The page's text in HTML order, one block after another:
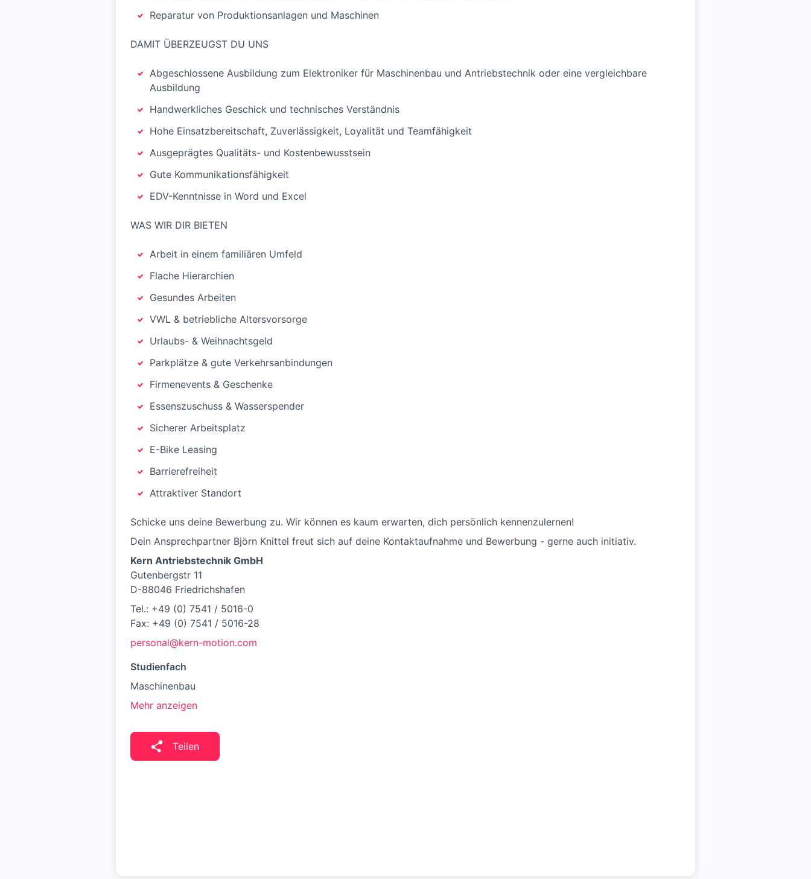
Reparatur von Produktionsanlagen und Maschinen
DAMIT ÜBERZEUGST DU UNS
Abgeschlossene Ausbildung zum Elektroniker für Maschinenbau und Antriebstechnik oder eine vergleichbare
Ausbildung
Handwerkliches Geschick und technisches Verständnis
Hohe Einsatzbereitschaft, Zuverlässigkeit, Loyalität und Teamfähigkeit
Ausgeprägtes Qualitäts- und Kostenbewusstsein
Gute Kommunikationsfähigkeit
EDV-Kenntnisse in Word und Excel
WAS WIR DIR BIETEN
Arbeit in einem familiären Umfeld
Flache Hierarchien
Gesundes Arbeiten
VWL & betriebliche Altersvorsorge
Urlaubs- & Weihnachtsgeld
Parkplätze & gute Verkehrsanbindungen
Firmenevents & Geschenke
Essenszuschuss & Wasserspender
Sicherer Arbeitsplatz
E-Bike Leasing
Barrierefreiheit
Attraktiver Standort
Schicke uns deine Bewerbung zu. Wir können es kaum erwarten, dich persönlich kennenzulernen!
Dein Ansprechpartner Björn Knittel freut sich auf deine Kontaktaufnahme und Bewerbung - gerne auch initiativ.
Kern Antriebstechnik GmbH
Gutenbergstr 11
D-88046 Friedrichshafen
Tel.: +49 (0) 7541 / 5016-0
Fax: +49 (0) 7541 / 5016-28
personal@kern-motion.com
Studienfach
Maschinenbau
Mehr anzeigen
Teilen